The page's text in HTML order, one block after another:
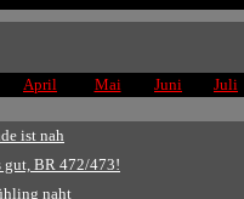
April Mai Juni Juli
ist nah
gut, BR 472/473!
naht